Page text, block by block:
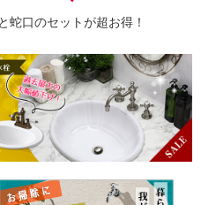
蛇口のセットが超お得！